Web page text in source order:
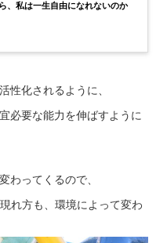
、私は一生自由になれないのか
性化されるように、
必要な能力を伸ばすように
わってくるので、
れ方も、環境によって変わ